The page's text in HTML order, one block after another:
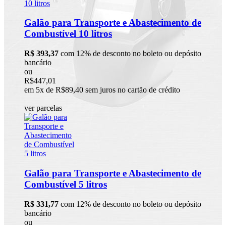
Galão para Transporte e Abastecimento de
Combustível 10 litros
R$ 393,37 com 12% de desconto no boleto ou depósito
bancário
ou
R$447,01
em 5x de R$89,40 sem juros no cartão de crédito
ver parcelas
Galão para Transporte e Abastecimento de
Combustível 5 litros
R$ 331,77 com 12% de desconto no boleto ou depósito
bancário
ou